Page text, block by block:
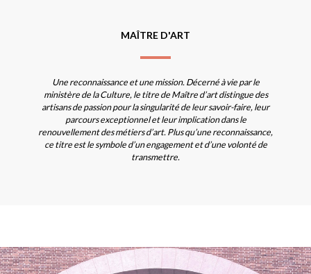
MAÎTRE D'ART
Une reconnaissance et une mission. Décerné à vie par le
ministère de la Culture, le titre de Maître d’art distingue des
artisans de passion pour la singularité de leur savoir-faire, leur
parcours exceptionnel et leur implication dans le
renouvellement des métiers d’art. Plus qu’une reconnaissance,
ce titre est le symbole d’un engagement et d’une volonté de
transmettre.